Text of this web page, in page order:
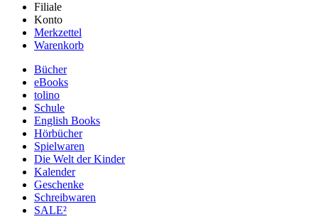
Filiale
Konto
Merkzettel
Warenkorb
Bücher
eBooks
tolino
Schule
English Books
Hörbücher
Spielwaren
Die Welt der Kinder
Kalender
Geschenke
Schreibwaren
SALE²